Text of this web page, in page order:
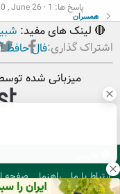
پاسخ ها 1
, June 26
اشتراک گذاری:
همسران
🔴 لینک های مفید:
فال حافظ
میزبانی شده
ارتباط با ما
راهنما صفحه